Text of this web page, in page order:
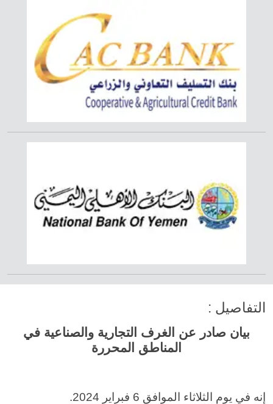
التفاصيل :
بيان صادر عن الغرف التجارية والصناعية في
المناطق المحررة
إنه في يوم الثلاثاء الموافق 6 فبراير 2024.